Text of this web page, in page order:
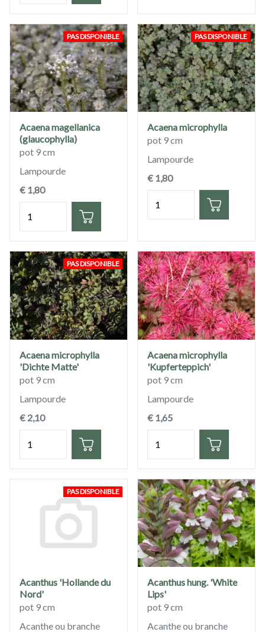
Acaena magellanica
(glaucophylla)
pot 9 cm
Lampourde
€ 1,80
PAS DISPONIBLE
Acaena microphylla
pot 9 cm
Lampourde
€ 1,80
PAS DISPONIBLE
Acaena microphylla
'Dichte Matte'
pot 9 cm
Lampourde
€ 2,10
PAS DISPONIBLE
Acaena microphylla
'Kupferteppich'
pot 9 cm
Lampourde
€ 1,65
Acanthus 'Hollande du
Nord'
pot 9 cm
Acanthe ou branche
PAS DISPONIBLE
Acanthus hung. 'White
Lips'
pot 9 cm
Acanthe ou branche